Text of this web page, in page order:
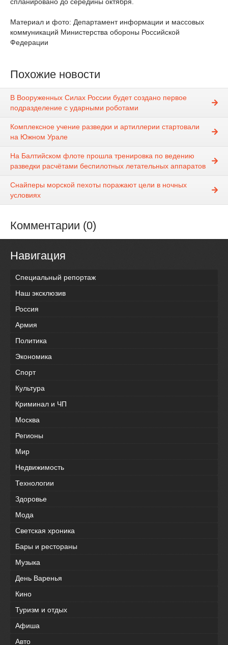
Материал и фото: Департамент информации и массовых
коммуникаций Министерства обороны Российской
Федерации
Похожие новости
В Вооруженных Силах России будет создано первое
подразделение с ударными роботами
Комплексное учение разведки и артиллерии стартовали
на Южном Урале
На Балтийском флоте прошла тренировка по ведению
разведки расчётами беспилотных летательных аппаратов
Снайперы морской пехоты поражают цели в ночных
условиях
Комментарии (0)
Навигация
Специальный репортаж
Наш эксклюзив
Россия
Армия
Политика
Экономика
Спорт
Культура
Криминал и ЧП
Москва
Регионы
Мир
Недвижимость
Технологии
Здоровье
Мода
Светская хроника
Бары и рестораны
Музыка
День Варенья
Кино
Туризм и отдых
Афиша
Авто